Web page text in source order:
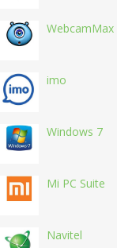
WebcamMax
imo
Windows 7
Mi PC Suite
Navitel